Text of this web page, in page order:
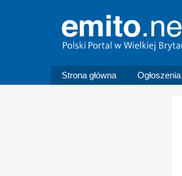
Strona główna Ogłoszenia